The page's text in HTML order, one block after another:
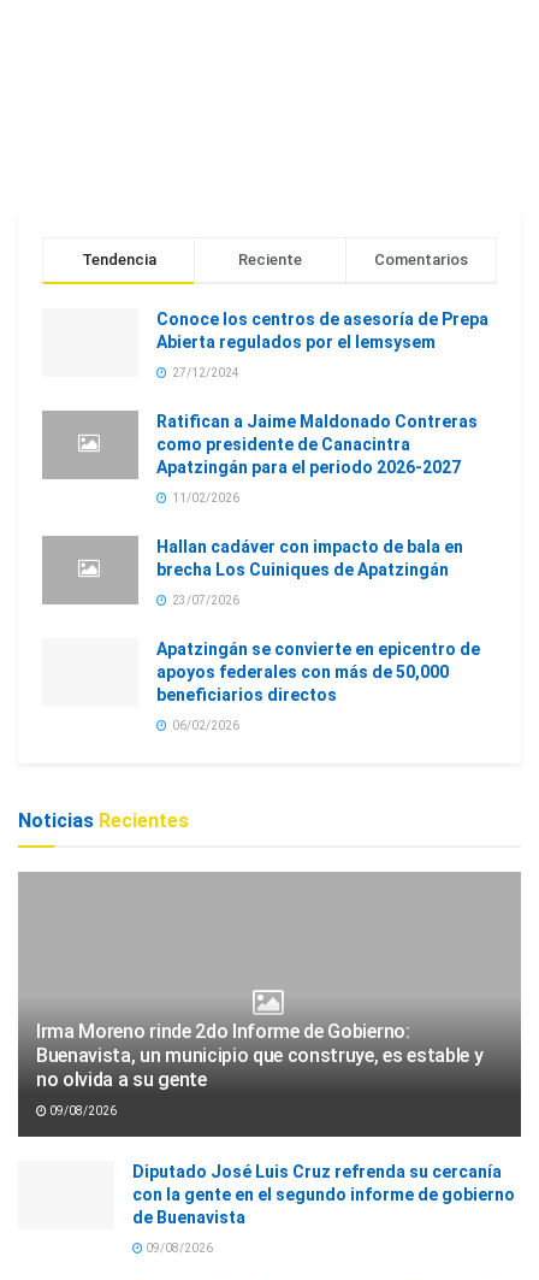
Tendencia Reciente Comentarios
Conoce los centros de asesoría de Prepa
Abierta regulados por el Iemsysem
27/12/2024
Ratifican a Jaime Maldonado Contreras
como presidente de Canacintra
Apatzingán para el periodo 2026-2027
11/02/2026
Hallan cadáver con impacto de bala en
brecha Los Cuiniques de Apatzingán
23/07/2026
Apatzingán se convierte en epicentro de
apoyos federales con más de 50,000
beneficiarios directos
06/02/2026
Noticias Recientes
Irma Moreno rinde 2do Informe de Gobierno:
Buenavista, un municipio que construye, es estable y
no olvida a su gente
09/08/2026
Diputado José Luis Cruz refrenda su cercanía
con la gente en el segundo informe de gobierno
de Buenavista
09/08/2026